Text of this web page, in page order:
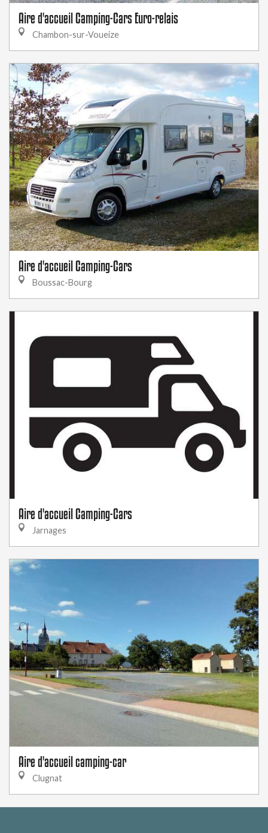
Aire d'accueil Camping-Cars Euro-relais
Chambon-sur-Voueize
Aire d'accueil Camping-Cars
Boussac-Bourg
Aire d'accueil Camping-Cars
Jarnages
Aire d'accueil camping-car
Clugnat